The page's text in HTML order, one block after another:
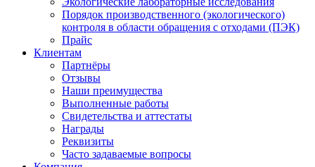
Порядок производственного (экологического)
контроля в области обращения с отходами (ПЭК)
Прайс
Клиентам
Партнёры
Отзывы
Наши преимущества
Выполненные работы
Свидетельства и аттестаты
Награды
Реквизиты
Часто задаваемые вопросы